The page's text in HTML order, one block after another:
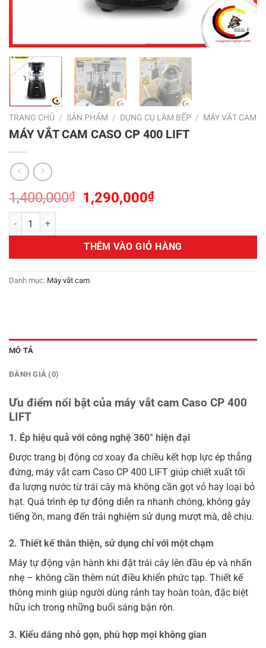
TRANG CHỦ / SẢN PHẨM / DỤNG CỤ LÀM BẾP / MÁY VẮT CAM
MÁY VẮT CAM CASO CP 400 LIFT
1,400,000₫
Giá
1,400,000₫.
1,290,000₫Giá
là:
1,290,000₫.
MÁY VẮT CAM CASO CP 400 LIFT số lượng
THÊM VÀO GIỎ HÀNG
Danh mục: Máy vắt cam
MÔ TẢ
ĐÁNH GIÁ (0)
Ưu điểm nổi bật của máy vắt cam Caso CP 400
LIFT
1. Ép hiệu quả với công nghệ 360° hiện đại
Được trang bị động cơ xoay đa chiều kết hợp lực ép thẳng
đứng, máy vắt cam Caso CP 400 LIFT giúp chiết xuất tối
đa lượng nước từ trái cây mà không cần gọt vỏ hay loại bỏ
hạt. Quá trình ép tự động diễn ra nhanh chóng, không gây
tiếng ồn, mang đến trải nghiệm sử dụng mượt mà, dễ chịu.
2. Thiết kế thân thiện, sử dụng chỉ với một chạm
Máy tự động vận hành khi đặt trái cây lên đầu ép và nhấn
nhẹ – không cần thêm nút điều khiển phức tạp. Thiết kế
thông minh giúp người dùng rảnh tay hoàn toàn, đặc biệt
hữu ích trong những buổi sáng bận rộn.
3. Kiểu dáng nhỏ gọn, phù hợp mọi không gian